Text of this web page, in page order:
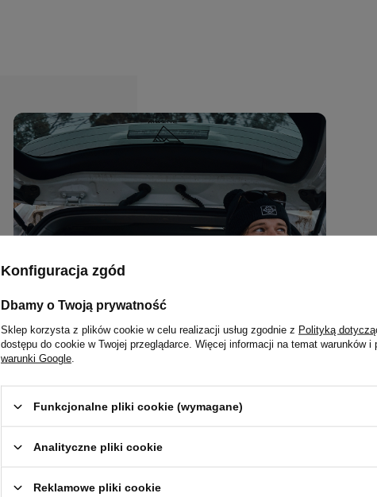
Bez
godzin
Konfiguracja zgód
Dbamy o Twoją prywatność
Sklep korzysta z plików cookie w celu realizacji usług zgodnie z Polityką
dostępu do cookie w Twojej przeglądarce. Więcej informacji na temat warunków
warunki Google
Funkcjonalne pliki cookie (wymagane)
Analityczne pliki cookie
Reklamowe pliki cookie